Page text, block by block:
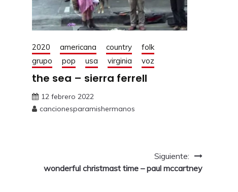
2020 americana country
folk
grupo
pop usa virginia voz
the sea – sierra ferrell
12 febrero 2022
cancionesparamishermanos
Siguiente:
wonderful christmast time – paul mccartney